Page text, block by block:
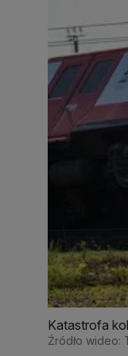
Katastrofa
Źródło wideo: